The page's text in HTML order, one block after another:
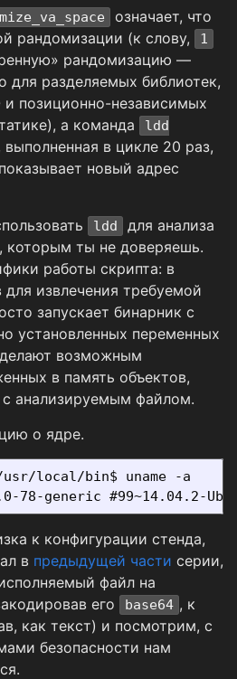
означает, что
рандомизации (к слову,
1
рандомизацию —
для разделяемых библиотек,
и позиционно-независимых
а команда
ldd
выполненная в цикле 20 раз,
новый адрес
ldd
для анализа
которым ты не доверяешь.
работы скрипта: в
извлечения требуемой
запускает бинарник с
установленных переменных
возможным
в память объектов,
анализируемым файлом.
о ядре.
usr/local/bin$ uname -a
к конфигурации стенда,
в предыдущей части серии,
файл на
его
base64 , к
как текст) и посмотрим, с
безопасности нам